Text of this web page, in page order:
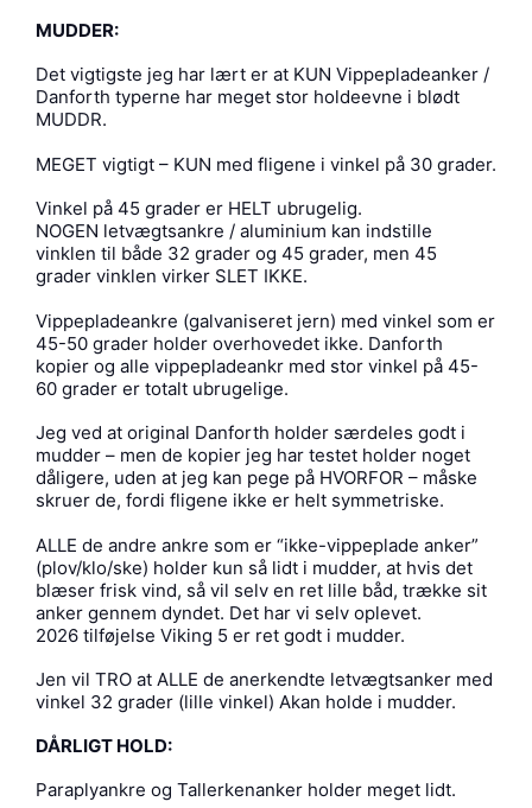
MUDDER:
Det vigtigste jeg har lært er at KUN Vippepladeanker /
Danforth typerne har meget stor holdeevne i blødt
MUDDR.
MEGET vigtigt – KUN med fligene i vinkel på 30 grader.
Vinkel på 45 grader er HELT ubrugelig.
NOGEN letvægtsankre / aluminium kan indstille
vinklen til både 32 grader og 45 grader, men 45
grader vinklen virker SLET IKKE.
Vippepladeankre (galvaniseret jern) med vinkel som er
45-50 grader holder overhovedet ikke. Danforth
kopier og alle vippepladeankr med stor vinkel på 45-
60 grader er totalt ubrugelige.
Jeg ved at original Danforth holder særdeles godt i
mudder – men de kopier jeg har testet holder noget
dåligere, uden at jeg kan pege på HVORFOR – måske
skruer de, fordi fligene ikke er helt symmetriske.
ALLE de andre ankre som er “ikke-vippeplade anker”
(plov/klo/ske) holder kun så lidt i mudder, at hvis det
blæser frisk vind, så vil selv en ret lille båd, trække sit
anker gennem dyndet. Det har vi selv oplevet.
2026 tilføjelse Viking 5 er ret godt i mudder.
Jen vil TRO at ALLE de anerkendte letvægtsanker med
vinkel 32 grader (lille vinkel) Akan holde i mudder.
DÅRLIGT HOLD:
Paraplyankre og Tallerkenanker holder meget lidt.